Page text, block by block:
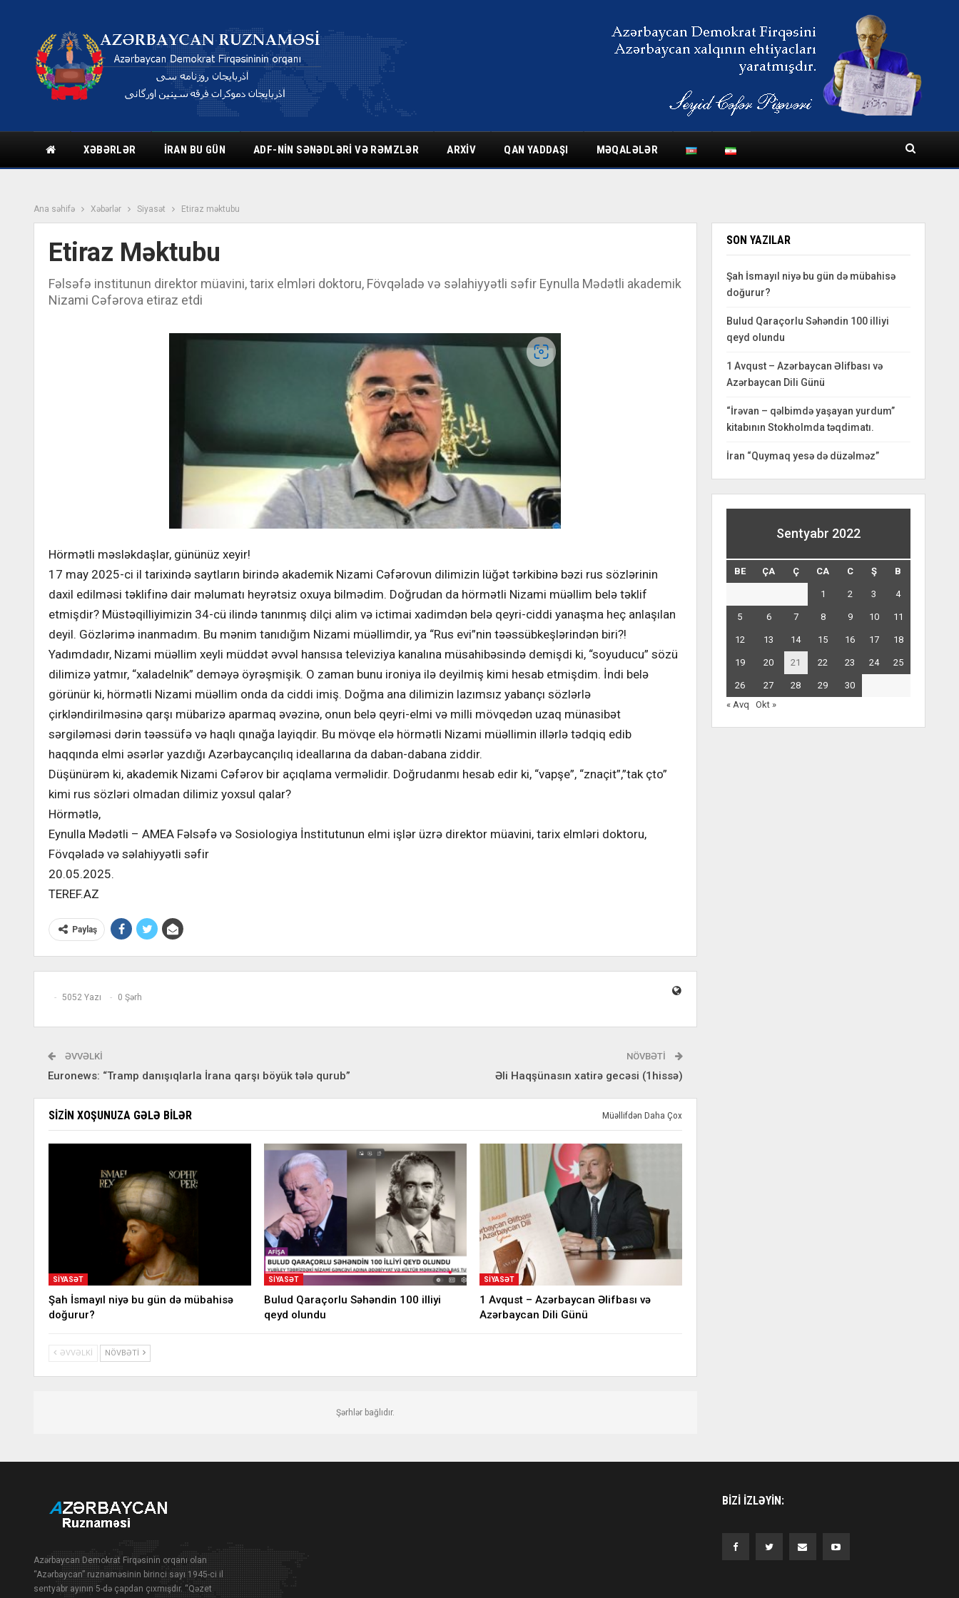
XƏBƏRLƏR İRAN BU GÜN ADF-NIN SƏNƏDLƏRI VƏ RƏMZLƏR ARXIV QAN YADDAŞI MƏQALƏLƏR
Ana səhifə Xəbərlər Siyasət Etiraz məktubu
Etiraz Məktubu
Fəlsəfə institunun direktor müavini, tarix elmləri doktoru, Fövqəladə və səlahiyyətli səfir Eynulla Mədətli akademik
Nizami Cəfərova etiraz etdi
Hörmətli məsləkdaşlar, gününüz xeyir!
17 may 2025-ci il tarixində saytların birində akademik Nizami Cəfərovun dilimizin lüğət tərkibinə bəzi rus sözlərinin
daxil edilməsi təklifinə dair məlumatı heyrətsiz oxuya bilmədim. Doğrudan da hörmətli Nizami müəllim belə təklif
etmişdir? Müstəqilliyimizin 34-cü ilində tanınmış dilçi alim və ictimai xadimdən belə qeyri-ciddi yanaşma heç anlaşılan
deyil. Gözlərimə inanmadım. Bu mənim tanıdığım Nizami müəllimdir, ya “Rus evi”nin təəssübkeşlərindən biri?!
Yadımdadır, Nizami müəllim xeyli müddət əvvəl hansısa televiziya kanalına müsahibəsində demişdi ki, “soyuducu” sözü
dilimizə yatmır, “xaladelnik” deməyə öyrəşmişik. O zaman bunu ironiya ilə deyilmiş kimi hesab etmişdim. İndi belə
görünür ki, hörmətli Nizami müəllim onda da ciddi imiş. Doğma ana dilimizin lazımsız yabançı sözlərlə
çirkləndirilməsinə qarşı mübarizə aparmaq əvəzinə, onun belə qeyri-elmi və milli mövqedən uzaq münasibət
sərgiləməsi dərin təəssüfə və haqlı qınağa layiqdir. Bu mövqe elə hörmətli Nizami müəllimin illərlə tədqiq edib
haqqında elmi əsərlər yazdığı Azərbaycançılıq ideallarına da daban-dabana ziddir.
Düşünürəm ki, akademik Nizami Cəfərov bir açıqlama verməlidir. Doğrudanmı hesab edir ki, “vapşe”, “znaçit”,”tak çto”
kimi rus sözləri olmadan dilimiz yoxsul qalar?
Hörmətlə,
Eynulla Mədətli – AMEA Fəlsəfə və Sosiologiya İnstitutunun elmi işlər üzrə direktor müavini, tarix elmləri doktoru,
Fövqəladə və səlahiyyətli səfir
20.05.2025.
TEREF.AZ
Paylaş
5052 Yazı 0 Şərh
ƏVVƏLKI
Euronews: “Tramp danışıqlarla İrana qarşı böyük tələ qurub”
NÖVBƏTI
Əli Haqşünasın xatirə gecəsi (1hissə)
SIZIN XOŞUNUZA GƏLƏ BILƏR Müəllifdən Daha Çox
SIYASƏT
Şah İsmayıl niyə bu gün də mübahisə
doğurur?
SIYASƏT
Bulud Qaraçorlu Səhəndin 100 illiyi
qeyd olundu
SIYASƏT
1 Avqust – Azərbaycan Əlifbası və
Azərbaycan Dili Günü
ƏVVƏLKI NÖVBƏTI
Şərhlər bağlıdır.
SON YAZILAR
Şah İsmayıl niyə bu gün də mübahisə
doğurur?
Bulud Qaraçorlu Səhəndin 100 illiyi
qeyd olundu
1 Avqust – Azərbaycan Əlifbası və
Azərbaycan Dili Günü
“İrəvan – qəlbimdə yaşayan yurdum”
kitabının Stokholmda təqdimatı.
İran “Quymaq yesə də düzəlməz”
Sentyabr 2022
BE ÇA Ç CA C Ş B
1 2 3 4
5 6 7 8 9 10 11
12 13 14 15 16 17 18
19 20 21 22 23 24 25
26 27 28 29
30
« Avq
Okt »
Azərbaycan Demokrat Firqəsinin orqanı olan
“Azərbaycan” ruznaməsinin birinci sayı 1945-ci il
sentyabr ayının 5-də çapdan çıxmışdır. “Qəzet
BIZI IZLƏYIN: